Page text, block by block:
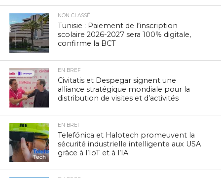
NON CLASSÉ
Tunisie : Paiement de l’inscription
scolaire 2026-2027 sera 100% digitale,
confirme la BCT
EN BREF
Civitatis et Despegar signent une
alliance stratégique mondiale pour la
distribution de visites et d’activités
EN BREF
Telefónica et Halotech promeuvent la
sécurité industrielle intelligente aux USA
grâce à l’IoT et à l’IA